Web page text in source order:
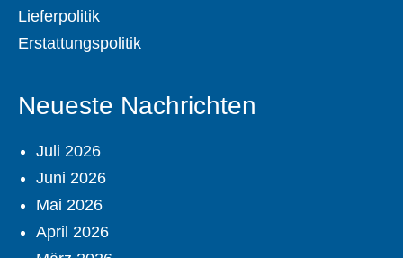
Lieferpolitik
Erstattungspolitik
Neueste Nachrichten
Juli 2026
Juni 2026
Mai 2026
April 2026